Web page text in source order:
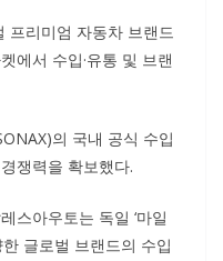
프리미엄 자동차 브랜드
에서 수입·유통 및 브랜
의 국내 공식 수입
쟁력을 확보했다.
스아우토는 독일 ‘마일
글로벌 브랜드의 수입